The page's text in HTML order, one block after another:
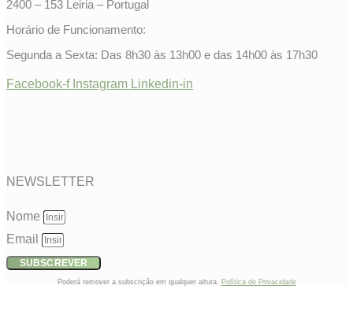
2400 – 153 Leiria – Portugal
Horário de Funcionamento:
Segunda a Sexta: Das 8h30 às 13h00 e das 14h00 às 17h30
Facebook-f Instagram Linkedin-in
NEWSLETTER
Nome
Email
SUBSCREVER
Poderá remover a subscrição em qualquer altura. Política de Privacidade​